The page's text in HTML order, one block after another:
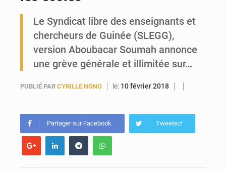
Forces Vives en Guinée : la coalition critique la gestion de Mamadi Doumbouya
Le Syndicat libre des enseignants et
chercheurs de Guinée (SLEGG),
version Aboubacar Soumah annonce
une grève générale et illimitée sur…
PUBLIÉ PAR CYRILLE NONO le: 10 février 2018
Partager sur Facebook Tweetez!